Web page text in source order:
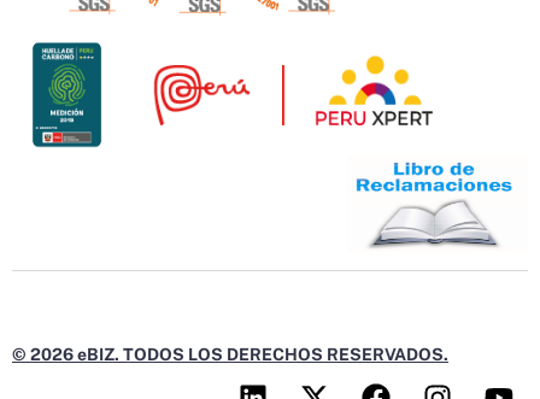
© 2026 eBIZ. TODOS LOS DERECHOS RESERVADOS.
L
X
F
I
Y